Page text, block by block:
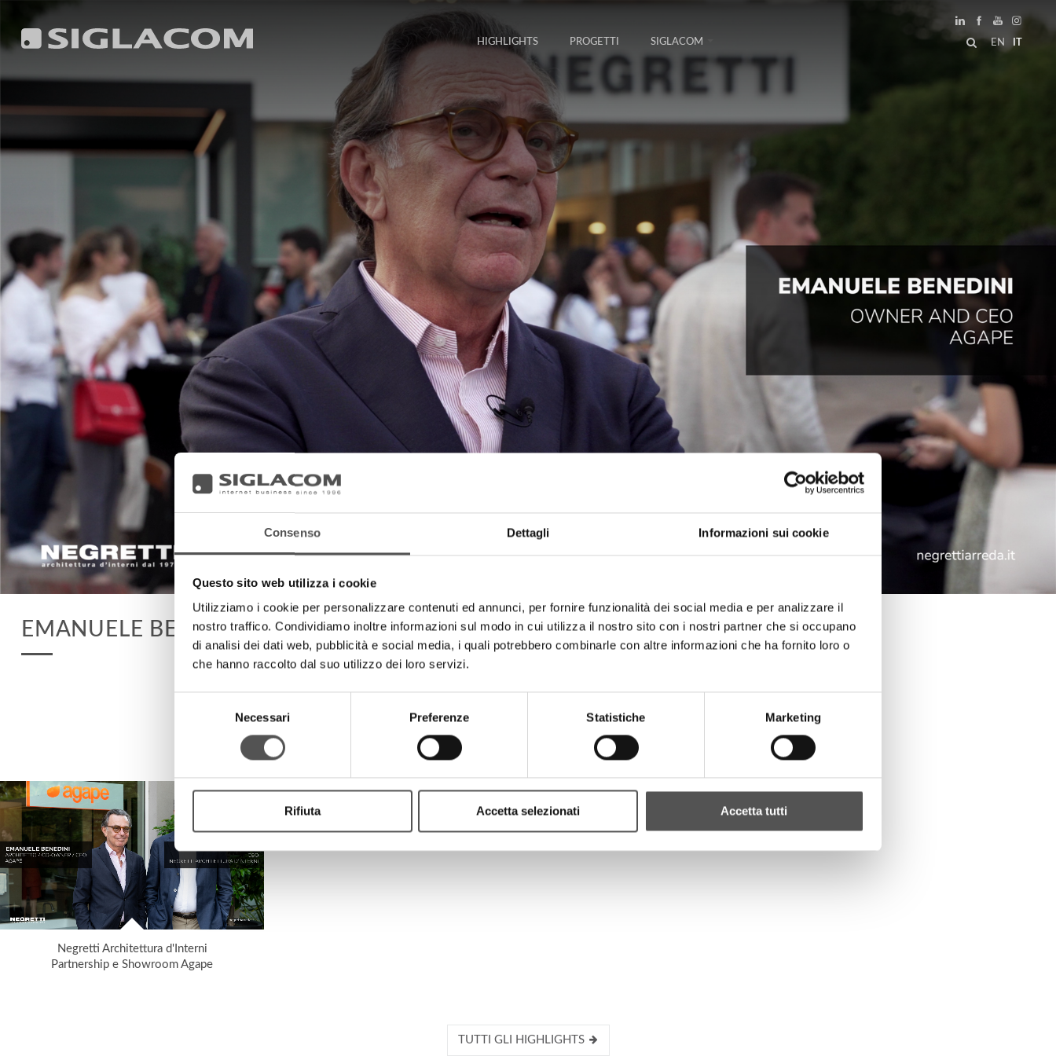
Consenso Dettagli Informazioni sui cookie
Questo sito web utilizza i cookie
Utilizziamo i cookie per personalizzare contenuti ed annunci, per fornire funzionalità dei social media e per analizzare il
nostro traffico. Condividiamo inoltre informazioni sul modo in cui utilizza il nostro sito con i nostri partner che si occupano
di analisi dei dati web, pubblicità e social media, i quali potrebbero combinarle con altre informazioni che ha fornito loro o
che hanno raccolto dal suo utilizzo dei loro servizi.
Necessari Preferenze Statistiche Marketing
Rifiuta Accetta selezionati Accetta tutti
EN IT
HIGHLIGHTS PROGETTI SIGLACOM
EMANUELE BENEDINI
HIGHLIGHTS
Negretti Architettura d'Interni
Partnership e Showroom Agape
TUTTI GLI HIGHLIGHTS